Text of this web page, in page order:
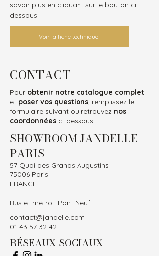
savoir plus en cliquant sur le bouton ci-
dessous.
Voir la fiche technique
CONTACT
Pour obtenir notre catalogue complet
et poser vos questions, remplissez le
formulaire suivant ou retrouvez nos
coordonnées ci-dessous.
SHOWROOM JANDELLE
PARIS
57 Quai des Grands Augustins
75006 Paris
FRANCE
Bus et métro : Pont Neuf
contact@jandelle.com
01 43 57 32 42
RÉSEAUX SOCIAUX